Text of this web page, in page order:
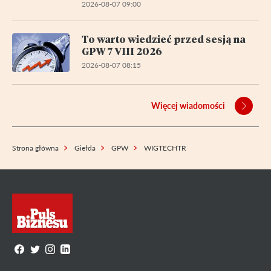
2026-08-07 09:00
To warto wiedzieć przed sesją na
GPW 7 VIII 2026
2026-08-07 08:15
Więcej wiadomości
Strona główna Giełda GPW WIGTECHTR